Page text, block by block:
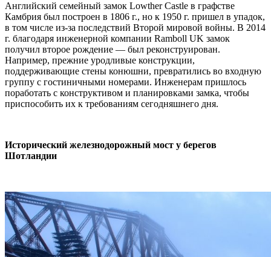
Английский семейный замок Lowther Castle в графстве
Камбрия был построен в 1806 г., но к 1950 г. пришел в упадок,
в том числе из-за последствий Второй мировой войны. В 2014
г. благодаря инженерной компании Ramboll UK замок
получил второе рождение — был реконструирован.
Например, прежние уродливые конструкции,
поддерживающие стены конюшни, превратились во входную
группу с гостиничными номерами. Инженерам пришлось
поработать с конструктивом и планировками замка, чтобы
приспособить их к требованиям сегодняшнего дня.
Исторический железнодорожный мост у берегов
Шотландии